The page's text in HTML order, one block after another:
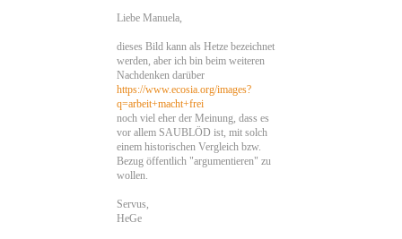
Liebe Manuela,
dieses Bild kann als Hetze bezeichnet
werden, aber ich bin beim weiteren
Nachdenken darüber
https://www.ecosia.org/images?
q=arbeit+macht+frei
noch viel eher der Meinung, dass es
vor allem SAUBLÖD ist, mit solch
einem historischen Vergleich bzw.
Bezug öffentlich "argumentieren" zu
wollen.
Servus,
HeGe